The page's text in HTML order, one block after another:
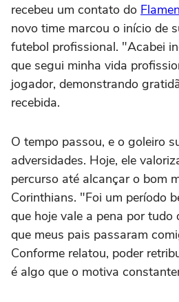
recebeu um contato do
novo time marcou o início de
futebol profissional. "Acabei
que segui minha vida
jogador, demonstrando
recebida.
O tempo passou, e o goleiro
adversidades. Hoje, ele
percurso até alcançar o bom
Corinthians. "Foi um período
que hoje vale a pena por tudo
que meus pais passaram
Conforme relatou, poder
é algo que o motiva